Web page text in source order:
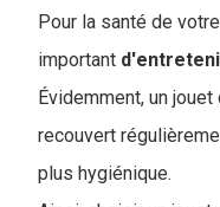
Pour la santé de
important
Évidemment, un
recouvert
plus hygiénique.